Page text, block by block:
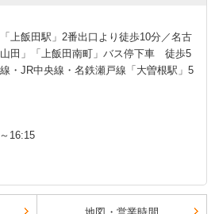
上飯田駅」2番出口より徒歩10分／名古
田」「上飯田南町」バス停下車 徒歩5
・JR中央線・名鉄瀬戸線「大曽根駅」5
16:15
地図・営業時間